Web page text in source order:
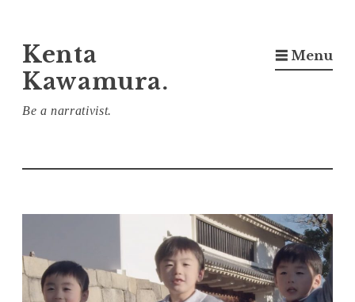
ン
テ
ン
プ
Kenta
Kawamura.
Be a narrativist.
☰ Menu